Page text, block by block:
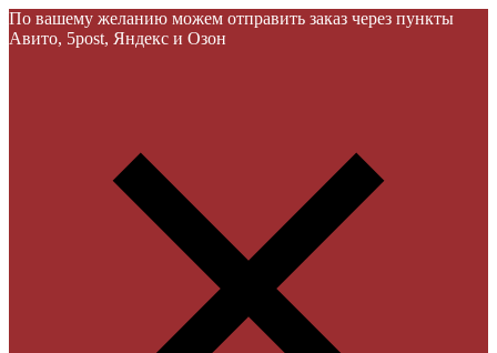
По вашему желанию можем отправить заказ через пункты
Авито, 5post, Яндекс и Озон